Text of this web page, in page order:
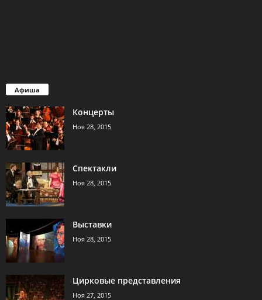
Афиша
Концерты
Ноя 28, 2015
Спектакли
Ноя 28, 2015
Выставки
Ноя 28, 2015
Цирковые представления
Ноя 27, 2015